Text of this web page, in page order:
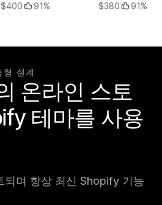
$400
91%
$380
91%
형 설계
온라인 스토
테마를 사용
되며 항상 최신 Shopify 기능